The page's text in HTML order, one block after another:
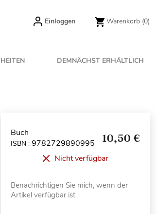
Einloggen Warenkorb (0)
DEMNÄCHST ERHÄLTLICH
Buch
ISBN : 9782729890995 10,50 €
Nicht verfügbar
Benachrichtigen Sie mich, wenn der
Artikel verfügbar ist